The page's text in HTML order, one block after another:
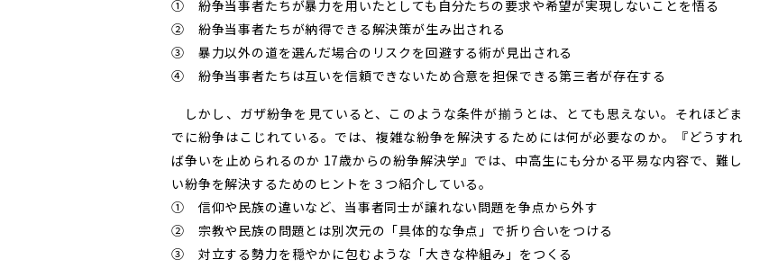
① 紛争当事者たちが暴力を用いたとしても自分たちの要求や希望が実現しないことを悟る
② 紛争当事者たちが納得できる解決策が生み出される
③ 暴力以外の道を選んだ場合のリスクを回避する術が見出される
④ 紛争当事者たちは互いを信頼できないため合意を担保できる第三者が存在する
しかし、ガザ紛争を見ていると、このような条件が揃うとは、とても思えない。それほどま
でに紛争はこじれている。では、複雑な紛争を解決するためには何が必要なのか。『どうすれ
ば争いを止められるのか 17歳からの紛争解決学』では、中高生にも分かる平易な内容で、難し
い紛争を解決するためのヒントを３つ紹介している。
① 信仰や民族の違いなど、当事者同士が譲れない問題を争点から外す
② 宗教や民族の問題とは別次元の「具体的な争点」で折り合いをつける
③ 対立する勢力を穏やかに包むような「大きな枠組み」をつくる